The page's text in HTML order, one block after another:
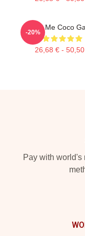
Call Me Coco
26,68 € -
-20%
Pay with world's